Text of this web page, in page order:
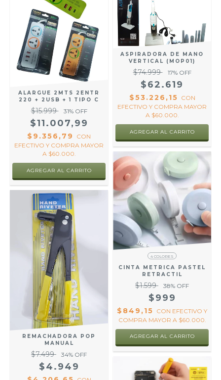
ALARGUE 2MTS 2ENTR
220 + 2USB + 1 TIPO C
$15.999 31% OFF
$11.007,99
$9.356,79
CON
EFECTIVO Y COMPRA MAYOR
A $60.000.
ASPIRADORA DE MANO
VERTICAL (MOP01)
$74.999 17% OFF
$62.619
$53.226,15 CON
EFECTIVO Y COMPRA MAYOR
A $60.000.
REMACHADORA POP
MANUAL
$7.499 34% OFF
$4.949
4 COLORES
CINTA METRICA PASTEL
RETRACTIL
$1.599 38% OFF
$999
$849,15 CON EFECTIVO Y
COMPRA MAYOR A $60.000.
AGREGAR AL CARRITO